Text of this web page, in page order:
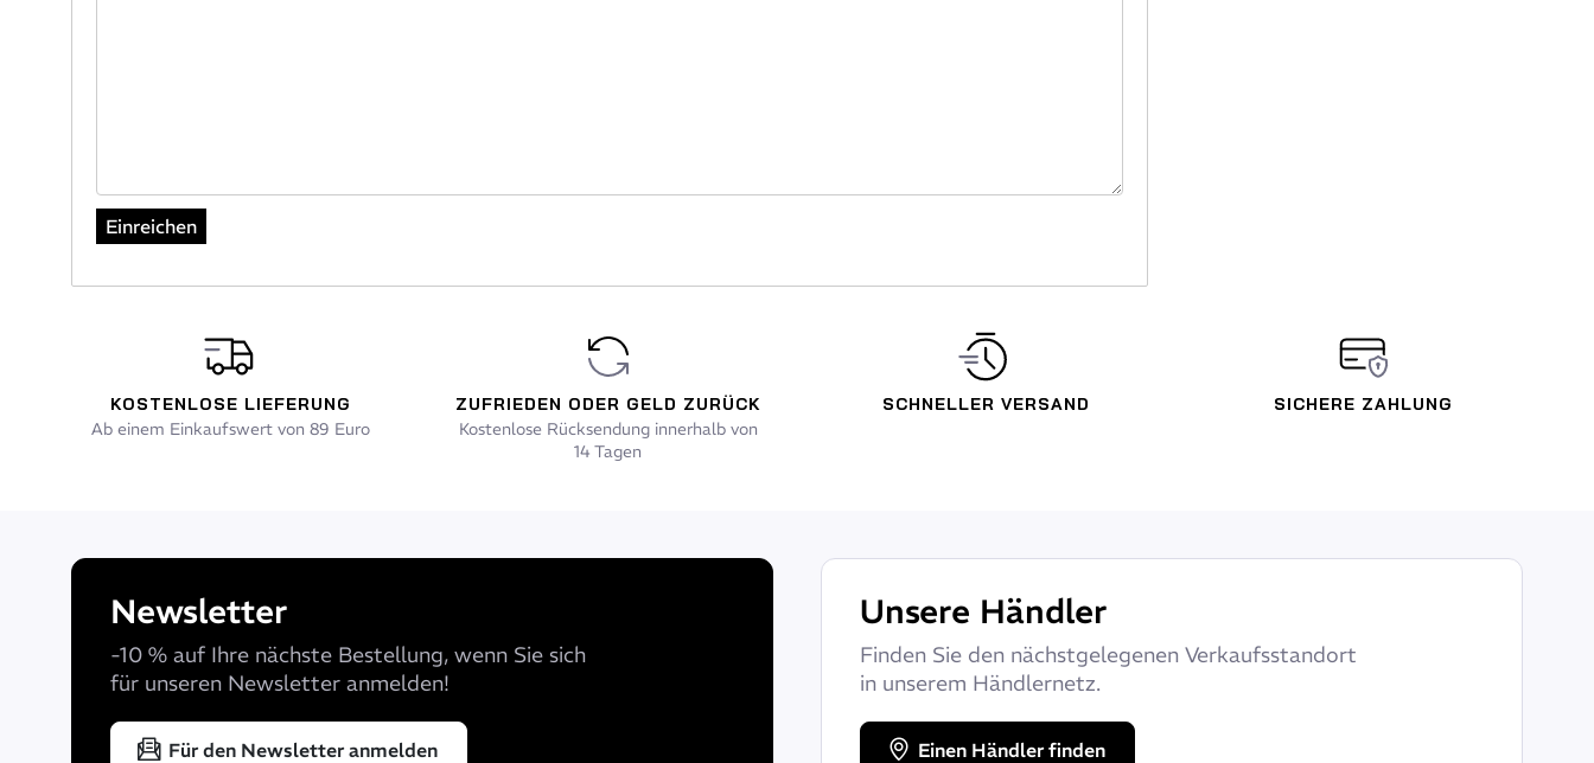
KOSTENLOSE LIEFERUNG
Ab einem Einkaufswert von 89 Euro
ZUFRIEDEN ODER GELD ZURÜCK
Kostenlose Rücksendung innerhalb von
14 Tagen
SCHNELLER VERSAND SICHERE ZAHLUNG
Newsletter
-10 % auf Ihre nächste Bestellung, wenn Sie sich
für unseren Newsletter anmelden!
Für den Newsletter anmelden
Unsere Händler
Finden Sie den nächstgelegenen Verkaufsstandort
in unserem Händlernetz.
Einen Händler finden